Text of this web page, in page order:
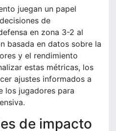
juegan un papel
de
en zona 3-2 al
basada en datos sobre la
y el rendimiento
estas métricas, los
ajustes informados a
los jugadores para
de impacto